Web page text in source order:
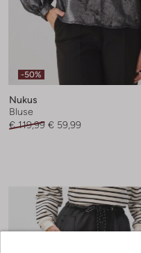
-50%
Nukus
Bluse
€ 119,99 € 59,99